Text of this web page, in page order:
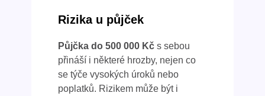
Rizika u půjček
Půjčka do 500 000 Kčs sebou
přináší i některé hrozby, nejen co
se týče vysokých úroků nebo
poplatků. Rizikem může být i